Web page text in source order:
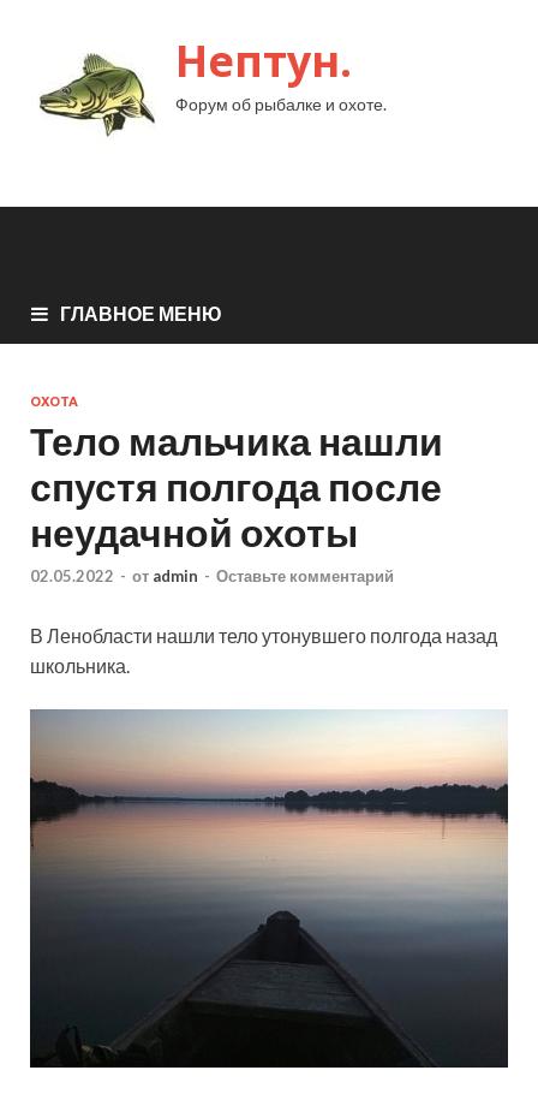
Нептун.
Форум об рыбалке и охоте.
ГЛАВНОЕ МЕНЮ
ОХОТА
Тело мальчика нашли
спустя полгода после
неудачной охоты
02.05.2022 - от admin - Оставьте комментарий
В Ленобласти нашли тело утонувшего полгода назад
школьника.